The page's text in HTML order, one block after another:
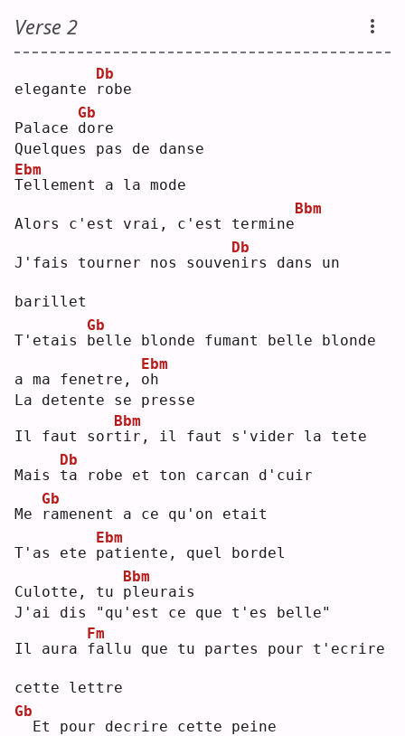
Verse 2
elegante r
Db
obe
Palace d
Gb
ore
Quelques pas de danse
T
Ebm
ellement a la mode
Alors c'est vrai, c'est termine
Bbm
J'fais tourner nos souven
Db
irs dans un
barillet
T'etais b
Gb
elle blonde fumant belle blonde
a ma fenetre, o
Ebm
h
La detente se presse
Il faut sort
Bbm
ir, il faut s'vider la tete
Mais t
Db
a robe et ton carcan d'cuir
Me r
Gb
amenent a ce qu'on etait
T'as ete p
Ebm
atiente, quel bordel
Culotte, tu p
Bbm
leurais
J'ai dis "qu'est ce que t'es belle"
Il aura f
Fm
allu que tu partes pour t'ecrire
cette lettre
Gb
Et pour decrire cette peine